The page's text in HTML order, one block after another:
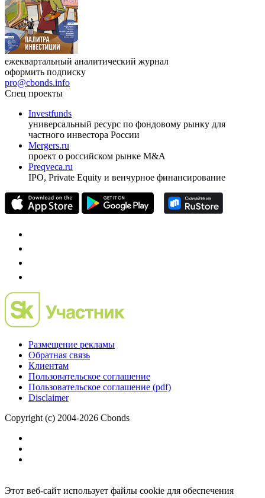
ежеквартальный аналитический журнал
оформить подписку
pro@cbonds.info
Спец проекты
Investfunds
универсальный ресурс по фондовому рынку для
частного инвестора России
Mergers.ru
проект о российском рынке M&A
Preqveca.ru
IPO, Private Equity и венчурное финансирование
Размещение рекламы
Обратная связь
Клиентам
Пользовательское соглашение
Пользовательское соглашение (pdf)
Disclaimer
Copyright (c) 2004-2026 Cbonds
Этот веб-сайт использует файлы cookie для обеспечения